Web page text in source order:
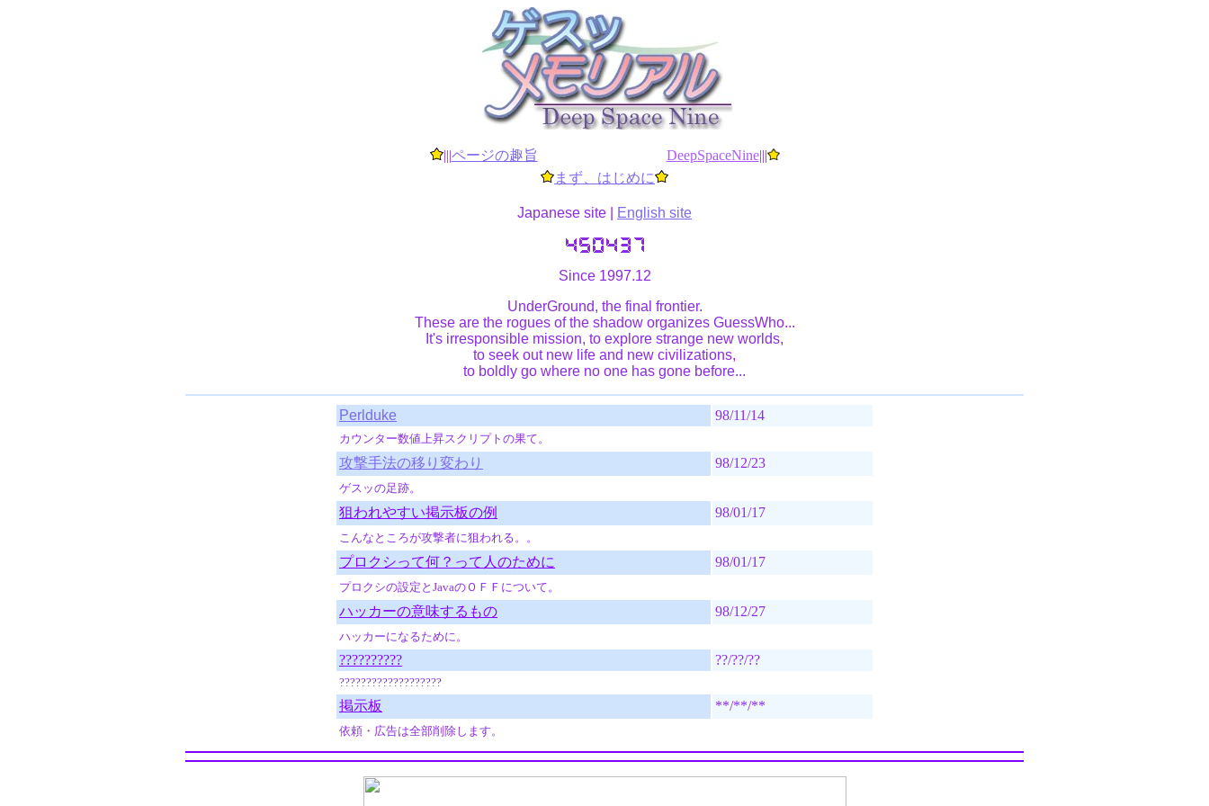
|||ページの趣旨 DeepSpaceNine|||
まず、はじめに
Japanese site | English site
Since 1997.12
UnderGround, the final frontier.
These are the rogues of the shadow organizes GuessWho...
It's irresponsible mission, to explore strange new worlds,
to seek out new life and new civilizations,
to boldly go where no one has gone before...
Perlduke 98/11/14
カウンター数値上昇スクリプトの果て。
攻撃手法の移り変わり 98/12/23
ゲスッの足跡。
狙われやすい掲示板の例 98/01/17
こんなところが攻撃者に狙われる。。
プロクシって何？って人のために 98/01/17
プロクシの設定とJavaのＯＦＦについて。
ハッカーの意味するもの 98/12/27
ハッカーになるために。
?????????? ??/??/??
???????????????????
掲示板 **/**/**
依頼・広告は全部削除します。